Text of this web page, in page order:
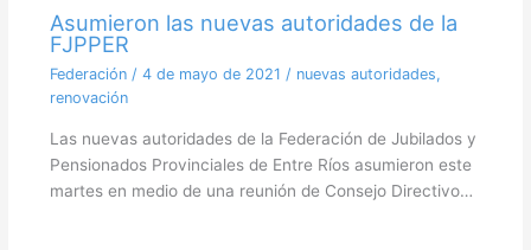
Asumieron las nuevas autoridades de la
FJPPER
Federación/ 4 de mayo de 2021 / nuevas autoridades,
renovación
Las nuevas autoridades de la Federación de Jubilados y
Pensionados Provinciales de Entre Ríos asumieron este
martes en medio de una reunión de Consejo Directivo…